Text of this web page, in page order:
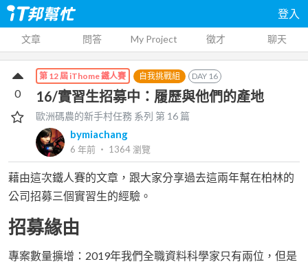
登入
文章 問答 My Project 徵才 聊天
第 12 屆 iThome 鐵人賽 自我挑戰組 DAY 16
16/實習生招募中：履歷與他們的產地
歐洲碼農的新手村任務 系列 第 16 篇
bymiachang
6 年前 ‧ 1364瀏覽
0
藉由這次鐵人賽的文章，跟大家分享過去這兩年幫在柏林的
公司招募三個實習生的經驗。
招募緣由
專案數量擴增：2019年我們全職資料科學家只有兩位，但是